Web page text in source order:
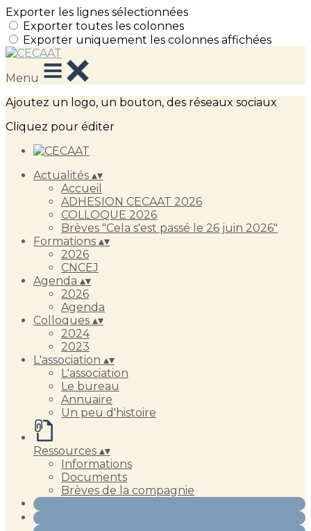
Exporter les lignes sélectionnées
Exporter toutes les colonnes
Exporter uniquement les colonnes affichées
Menu
Ajoutez un logo, un bouton, des réseaux sociaux
Cliquez pour éditer
Actualités ▴▾
Accueil
ADHESION CECAAT 2026
COLLOQUE 2026
Brèves "Cela s'est passé le 26 juin 2026"
Formations ▴▾
2026
CNCEJ
Agenda ▴▾
2026
Agenda
Colloques ▴▾
2024
2023
L'association ▴▾
L'association
Le bureau
Annuaire
Un peu d'histoire
Ressources ▴▾
Informations
Documents
Brèves de la compagnie